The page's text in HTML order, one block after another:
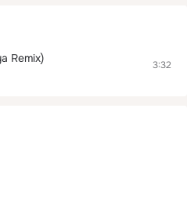
Remix) 3:32